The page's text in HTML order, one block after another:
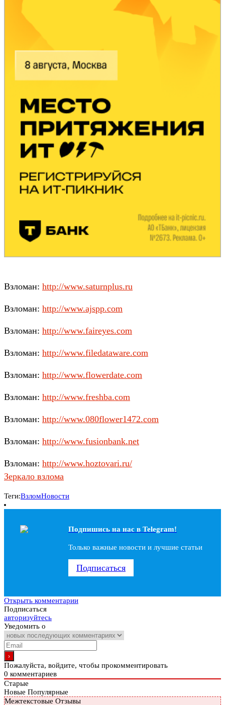
Взломан: http://www.saturnplus.ru
Взломан: http://www.ajspp.com
Взломан: http://www.faireyes.com
Взломан: http://www.filedataware.com
Взломан: http://www.flowerdate.com
Взломан: http://www.freshba.com
Взломан: http://www.080flower1472.com
Взломан: http://www.fusionbank.net
Взломан: http://www.hoztovari.ru/
Зеркало взлома
Теги:ВзломНовости
Подпишись на наc в Telegram!
Только важные новости и лучшие статьи
Подписаться
Открыть комментарии
Подписаться
авторизуйтесь
Уведомить о
Пожалуйста, войдите, чтобы прокомментировать
0 комментариев
Старые
Новые Популярные
Межтекстовые Отзывы